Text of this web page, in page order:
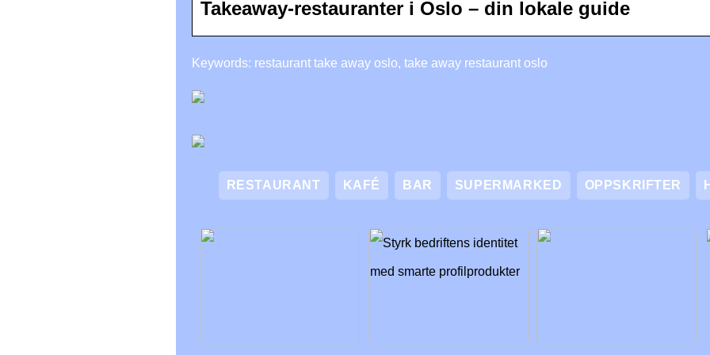
Takeaway-restauranter i Oslo – din lokale guide
Keywords: restaurant take away oslo, take away restaurant oslo
RESTAURANT KAFÉ BAR SUPERMARKED OPPSKRIFTER